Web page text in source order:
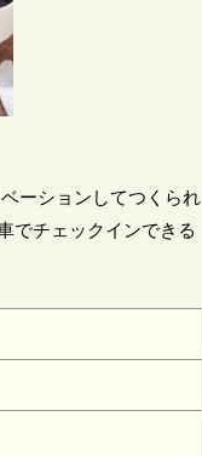
ーションしてつくられ
でチェックインできる